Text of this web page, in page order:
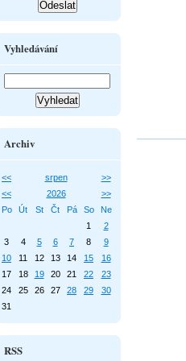
Vyhledávání
Archiv
<< srpen
>>
<<
2026
>>
Po
Út St Čt Pá So
Ne
1
2
3
4 5 6 7 8
9
10
11 12 13 14 15
16
17
18 19 20 21 22
23
24
25 26 27 28 29
30
31
RSS